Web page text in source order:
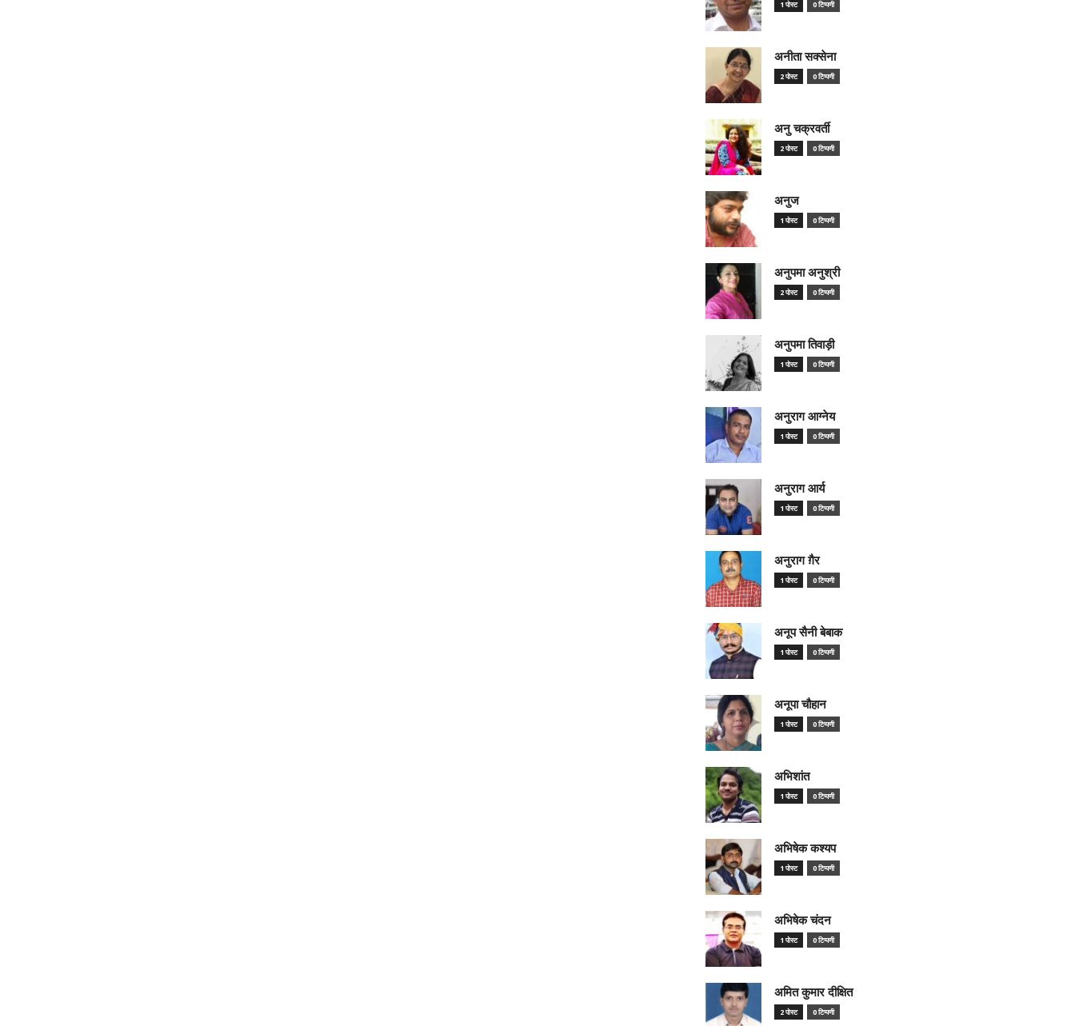
1 पोस्ट 0 टिप्पणी
अनीता सक्सेना
2 पोस्ट 0 टिप्पणी
अनु चक्रवर्ती
2 पोस्ट 0 टिप्पणी
अनुज
1 पोस्ट 0 टिप्पणी
अनुपमा अनुश्री
2 पोस्ट 0 टिप्पणी
अनुपमा तिवाड़ी
1 पोस्ट 0 टिप्पणी
अनुराग आग्नेय
1 पोस्ट 0 टिप्पणी
अनुराग आर्य
1 पोस्ट 0 टिप्पणी
अनुराग ग़ैर
1 पोस्ट 0 टिप्पणी
अनूप सैनी बेबाक
1 पोस्ट 0 टिप्पणी
अनूपा चौहान
1 पोस्ट 0 टिप्पणी
अभिशांत
1 पोस्ट 0 टिप्पणी
अभिषेक कश्यप
1 पोस्ट 0 टिप्पणी
अभिषेक चंदन
1 पोस्ट 0 टिप्पणी
अमित कुमार दीक्षित
2 पोस्ट 0 टिप्पणी